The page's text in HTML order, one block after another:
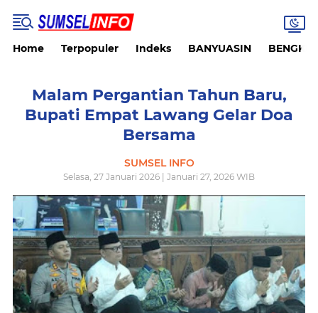
Home Terpopuler Indeks BANYUASIN
Malam Pergantian Tahun Baru,
Bupati Empat Lawang Gelar Doa
Bersama
SUMSEL INFO
Selasa, 27 Januari 2026 | Januari 27, 2026 WIB